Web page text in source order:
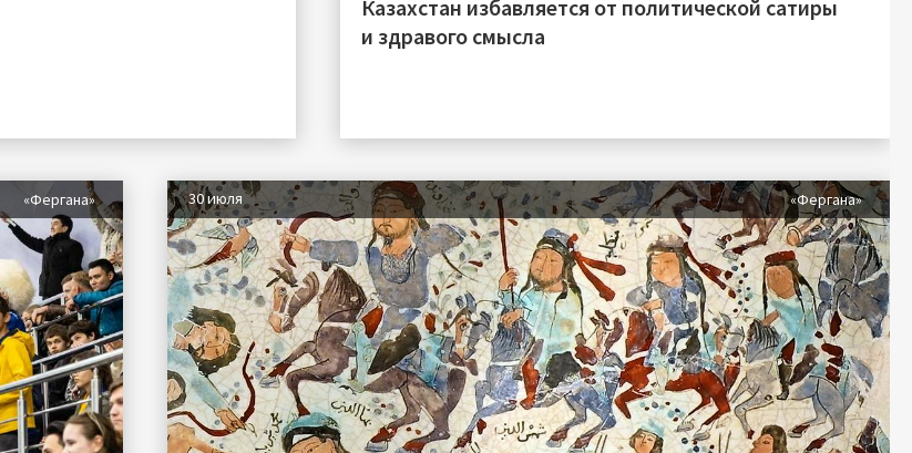
Казахстан избавляется от политической сатиры
и здравого смысла
«Фергана» 30 июля «Фергана»